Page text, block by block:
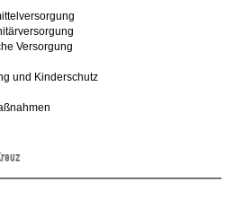
Versorgung
und Kinderschutz